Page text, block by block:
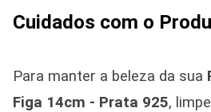
Cuidados com o
Para manter a beleza da sua
Figa 14cm - Prata 925,